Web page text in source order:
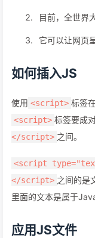
目前，全世界
它可以让网页
如何插入JS
使用 <script> 标签
<script> 标签要成
</script> 之间。
<script
</script> 之间的是
里面的文本是属于
应用JS文件